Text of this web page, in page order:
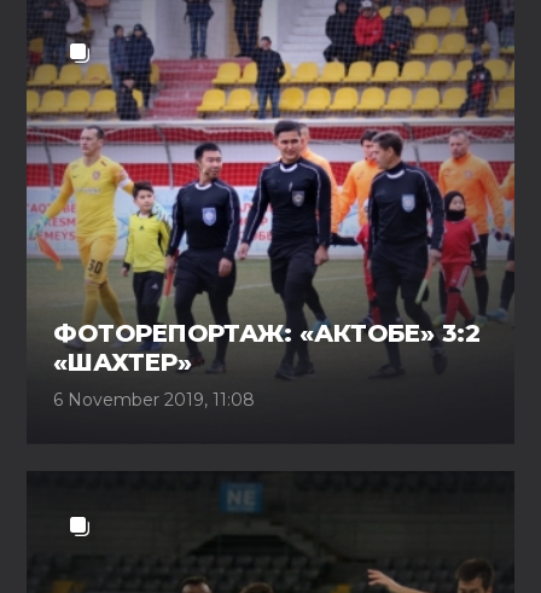
ФОТОРЕПОРТАЖ: «АКТОБЕ» 3:2
«ШАХТЕР»
6 November 2019, 11:08